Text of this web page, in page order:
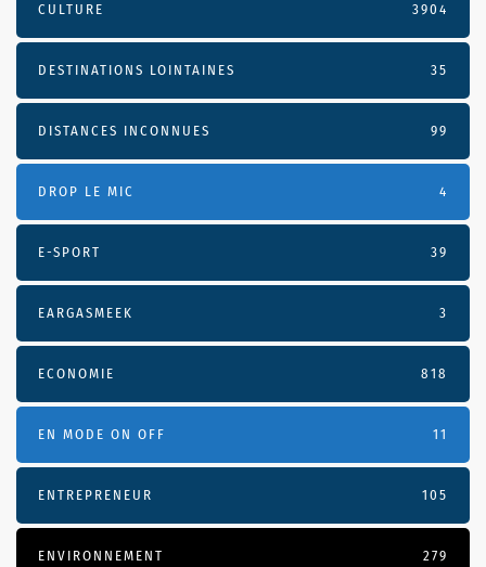
CULTURE 3904
DESTINATIONS LOINTAINES 35
DISTANCES INCONNUES 99
DROP LE MIC 4
E-SPORT 39
EARGASMEEK 3
ECONOMIE 818
EN MODE ON OFF 11
ENTREPRENEUR 105
ENVIRONNEMENT 279